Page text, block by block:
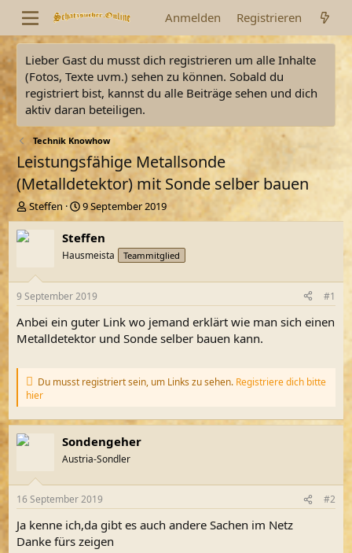
Anmelden Registrieren
Lieber Gast du musst dich registrieren um alle Inhalte
(Fotos, Texte uvm.) sehen zu können. Sobald du
registriert bist, kannst du alle Beiträge sehen und dich
aktiv daran beteiligen.
Technik Knowhow
Leistungsfähige Metallsonde
(Metalldetektor) mit Sonde selber bauen
E
r
s
l
e
r
Steffen
E
r
s
e
l
t
a
m
9 September 2019
Steffen
Hausmeista Teammitglied
9 September 2019 #1
Anbei ein guter Link wo jemand erklärt wie man sich einen
Metalldetektor und Sonde selber bauen kann.
Du musst registriert sein, um Links zu sehen. Registriere dich bitte
hier
Sondengeher
Austria-Sondler
16 September 2019 #2
Ja kenne ich,da gibt es auch andere Sachen im Netz
Danke fürs zeigen